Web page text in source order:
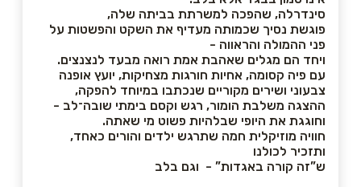
סינדרלה, שהפכה למשרתת בביתה שלה,
פוגשת נסיך שכמותה מעדיף את השקט והפשטות על
פני ההמולה והראווה -
ויחד הם מגלים שאהבת אמת רואה מבעד לנצנצים.
עם פיה קסומה, אחיות חורגות מצחיקות, יועץ אופנה
צבעוני ושירים מקוריים שנכתבו במיוחד להפקה,
ההצגה משלבת הומור, רגש וקסם בימתי שובה־לב -
וחוגגת את היופי שבלהיות פשוט מי שאתה.
חוויה מוזיקלית חמה שתרגש ילדים והורים כאחד,
ותזכיר לכולנו
ש”זה קורה באגדות” - וגם בלב